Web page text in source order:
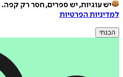
יש עוגיות, יש ספרים, חסר רק קפה.
למדיניות הפרטיות
הבנתי